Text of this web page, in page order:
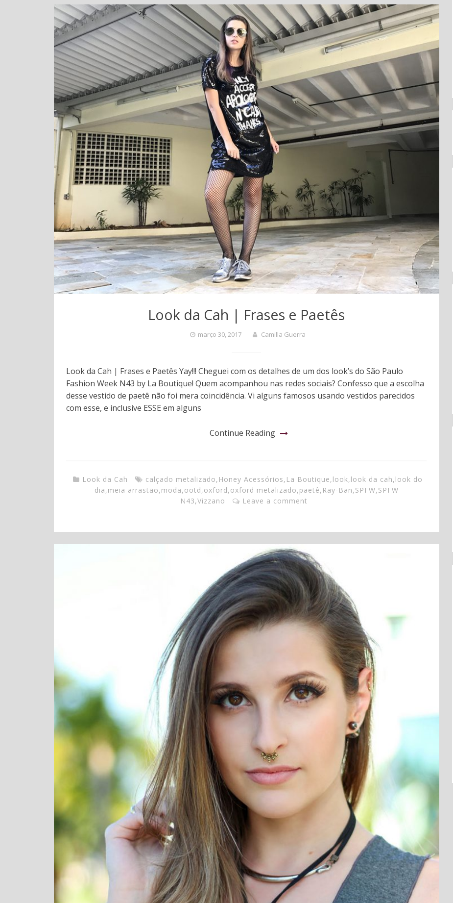
Look da Cah | Frases e Paetês
março 30, 2017 Camilla Guerra
Look da Cah | Frases e Paetês Yay!!! Cheguei com os detalhes de um dos look’s do São Paulo
Fashion Week N43 by La Boutique! Quem acompanhou nas redes sociais? Confesso que a escolha
desse vestido de paetê não foi mera coincidência. Vi alguns famosos usando vestidos parecidos
com esse, e inclusive ESSE em alguns
Continue Reading
Look da Cah calçado metalizado, Honey Acessórios, La Boutique,look,look da cah,look do
dia,meia arrastão,moda,ootd,oxford,oxford metalizado,paetê, Ray-Ban,SPFW,SPFW
N43,Vizzano Leave a comment